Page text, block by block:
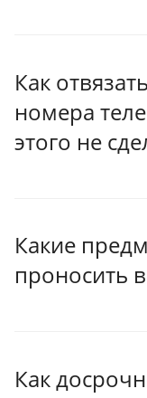
Как
номера
этого не
Какие
проносить
Как